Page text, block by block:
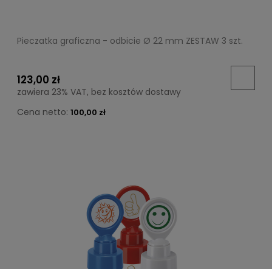
Pieczatka graficzna - odbicie Ø 22 mm ZESTAW 3 szt.
123,00 zł
zawiera 23% VAT, bez kosztów dostawy
Cena netto: 100,00 zł